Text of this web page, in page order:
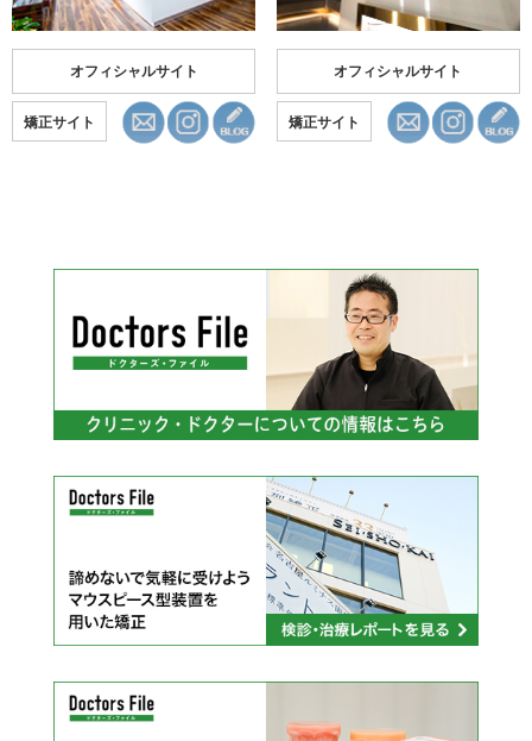
オフィシャルサイト
矯正サイト
オフィシャルサイト
矯正サイト